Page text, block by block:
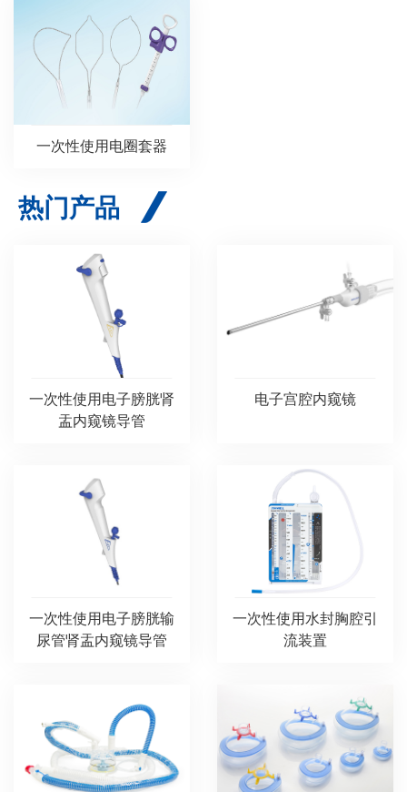
一次性使用电圈套器
热门产品
一次性使用电子膀胱肾
盂内窥镜导管
电子宫腔内窥镜
一次性使用电子膀胱输
尿管肾盂内窥镜导管
一次性使用水封胸腔引
流装置